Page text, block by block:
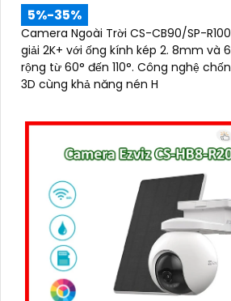
5%-35%
Camera Ngoài Trời CS-CB90/SP-
giải 2K+ với ống kính kép 2. 8mm và
rộng từ 60° đến 110°. Công nghệ chống ngược sáng DNR
3D cùng khả năng nén H